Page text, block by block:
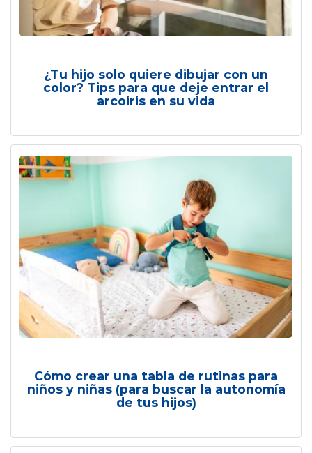
¿Tu hijo solo quiere dibujar con un
color? Tips para que deje entrar el
arcoiris en su vida
Cómo crear una tabla de rutinas para
niños y niñas (para buscar la autonomía
de tus hijos)